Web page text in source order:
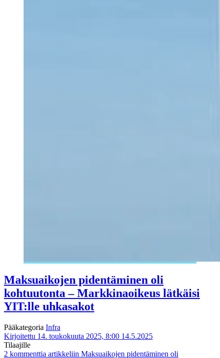
Maksuaikojen pidentäminen oli
kohtuutonta – Markkinaoikeus lätkäisi
YIT:lle uhkasakot
Pääkategoria Infra
Kirjoitettu 14. toukokuuta 2025, 8:00 14.5.2025
Tilaajille
2 kommenttia artikkeliin Maksuaikojen pidentäminen oli